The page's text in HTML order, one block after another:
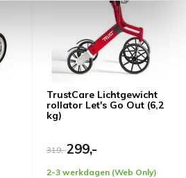
TrustCare Lichtgewicht
rollator Let's Go Out (6,2
kg)
319,-299,-
2-3 werkdagen (Web Only)